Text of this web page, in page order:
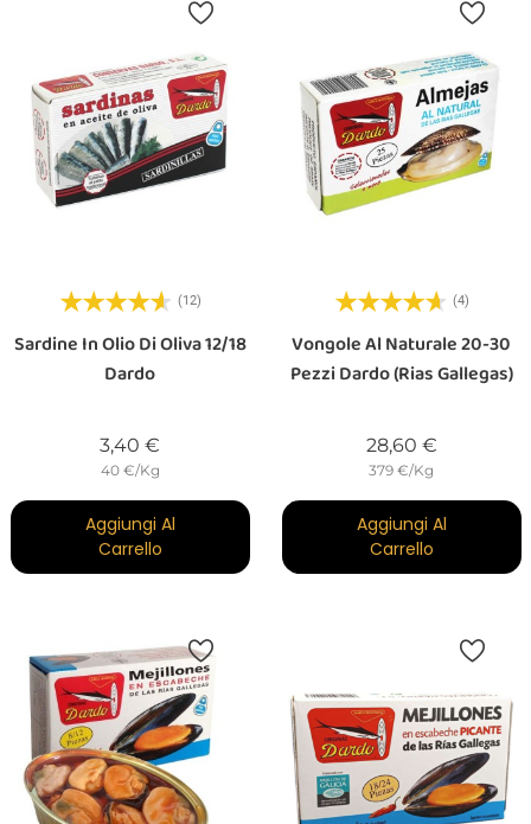
(12)
Sardine In Olio Di Oliva 12/18
Dardo
3,40 €
40 €/Kg
Aggiungi Al
Carrello
(4)
Vongole Al Naturale 20-30
Pezzi Dardo (Rias Gallegas)
28,60 €Prezzo
379 €/Kg
Aggiungi Al
Carrello